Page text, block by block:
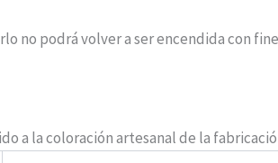
no podrá volver a ser encendida con
a la coloración artesanal de la